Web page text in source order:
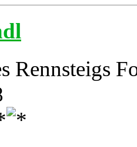
Rennsteigs